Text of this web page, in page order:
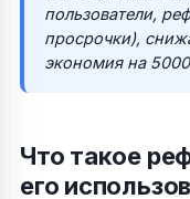
пользователи,
просрочки),
экономия на
Что такое
его